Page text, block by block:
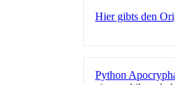
Hier gibts den
Python